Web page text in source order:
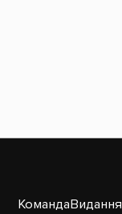
КомандаВидання